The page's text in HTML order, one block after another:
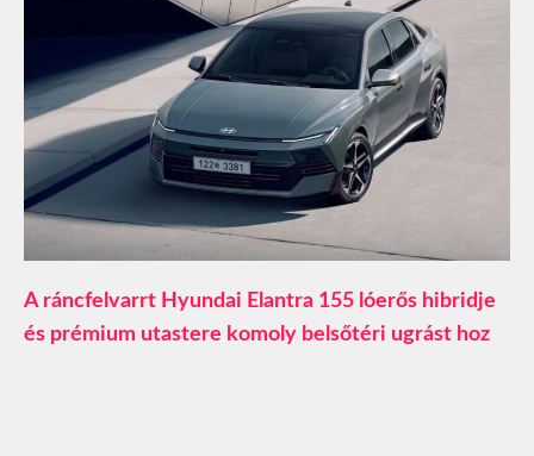
A ráncfelvarrt Hyundai Elantra 155 lóerős hibridje
és prémium utastere komoly belsőtéri ugrást hoz